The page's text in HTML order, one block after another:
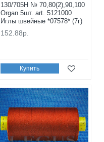
130/705H № 70,80(2),90,100
Organ 5шт. art. 5121000
Иглы швейные *07578* (7г)
152.88р.
Купить